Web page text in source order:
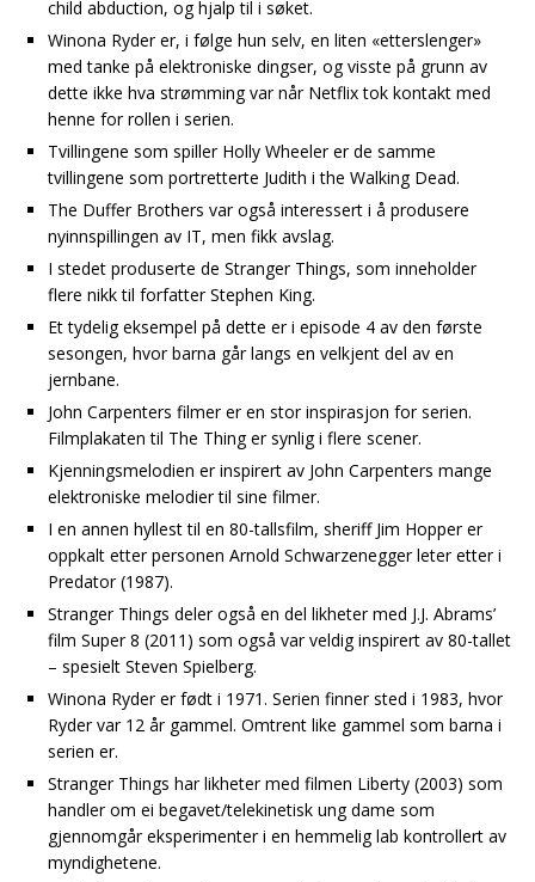
child abduction, og hjalp til i søket.
Winona Ryder er, i følge hun selv, en liten «etterslenger»
med tanke på elektroniske dingser, og visste på grunn av
dette ikke hva strømming var når Netflix tok kontakt med
henne for rollen i serien.
Tvillingene som spiller Holly Wheeler er de samme
tvillingene som portretterte Judith i the Walking Dead.
The Duffer Brothers var også interessert i å produsere
nyinnspillingen av IT, men fikk avslag.
I stedet produserte de Stranger Things, som inneholder
flere nikk til forfatter Stephen King.
Et tydelig eksempel på dette er i episode 4 av den første
sesongen, hvor barna går langs en velkjent del av en
jernbane.
John Carpenters filmer er en stor inspirasjon for serien.
Filmplakaten til The Thing er synlig i flere scener.
Kjenningsmelodien er inspirert av John Carpenters mange
elektroniske melodier til sine filmer.
I en annen hyllest til en 80-tallsfilm, sheriff Jim Hopper er
oppkalt etter personen Arnold Schwarzenegger leter etter i
Predator (1987).
Stranger Things deler også en del likheter med J.J. Abrams’
film Super 8 (2011) som også var veldig inspirert av 80-tallet
– spesielt Steven Spielberg.
Winona Ryder er født i 1971. Serien finner sted i 1983, hvor
Ryder var 12 år gammel. Omtrent like gammel som barna i
serien er.
Stranger Things har likheter med filmen Liberty (2003) som
handler om ei begavet/telekinetisk ung dame som
gjennomgår eksperimenter i en hemmelig lab kontrollert av
myndighetene.